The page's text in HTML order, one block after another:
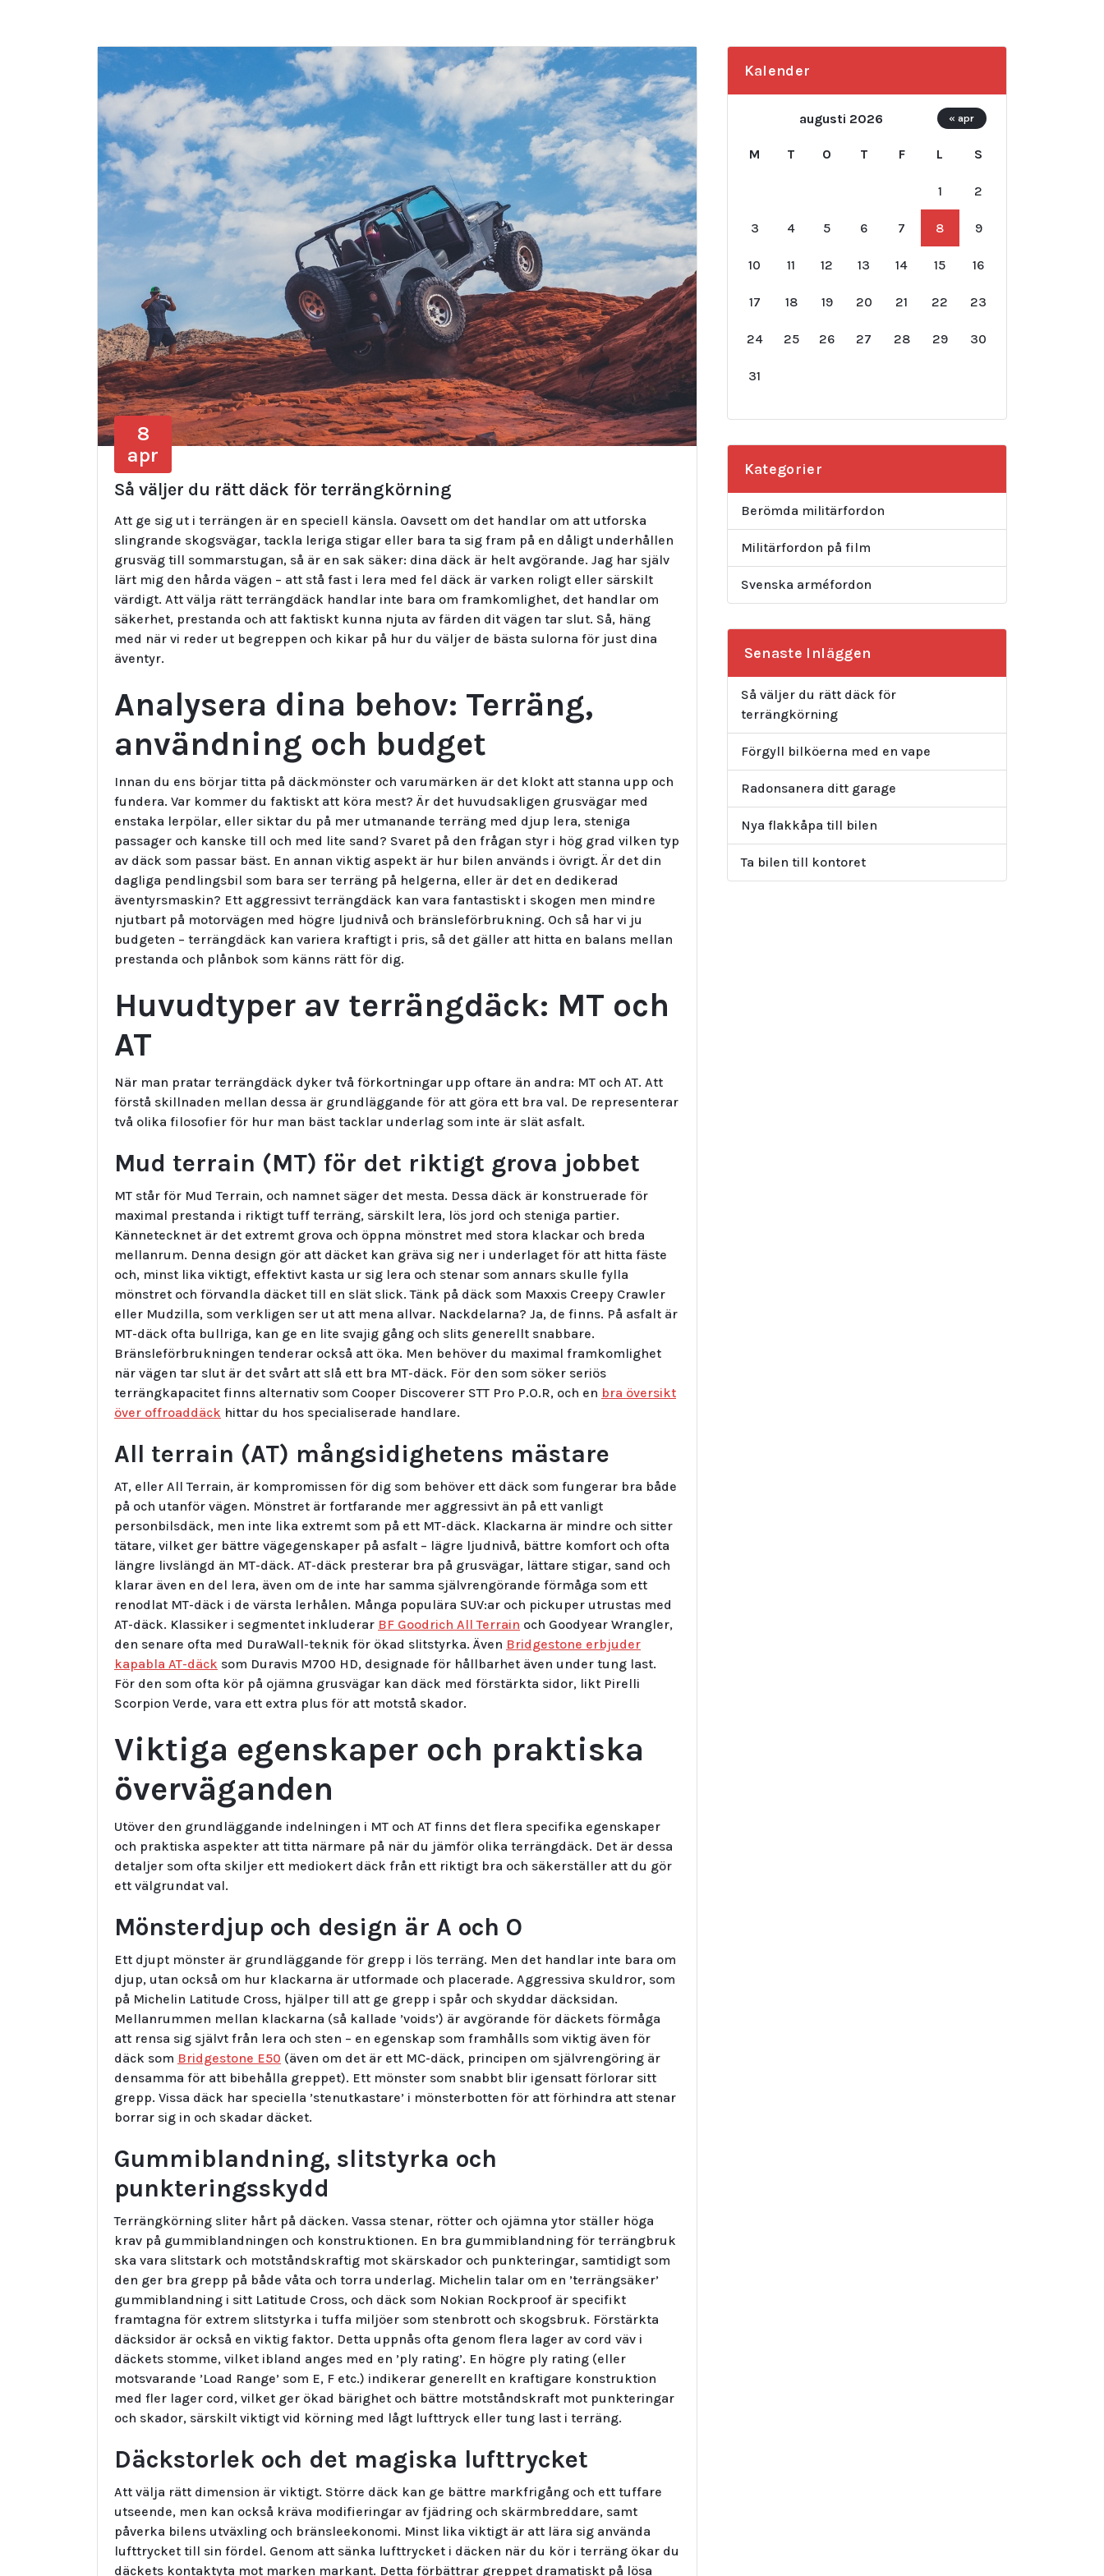
8
apr
Så väljer du rätt däck för terrängkörning
Att ge sig ut i terrängen är en speciell känsla. Oavsett om det handlar om att utforska
slingrande skogsvägar, tackla leriga stigar eller bara ta sig fram på en dåligt underhållen
grusväg till sommarstugan, så är en sak säker: dina däck är helt avgörande. Jag har själv
lärt mig den hårda vägen – att stå fast i lera med fel däck är varken roligt eller särskilt
värdigt. Att välja rätt terrängdäck handlar inte bara om framkomlighet, det handlar om
säkerhet, prestanda och att faktiskt kunna njuta av färden dit vägen tar slut. Så, häng
med när vi reder ut begreppen och kikar på hur du väljer de bästa sulorna för just dina
äventyr.
Analysera dina behov: Terräng,
användning och budget
Innan du ens börjar titta på däckmönster och varumärken är det klokt att stanna upp och
fundera. Var kommer du faktiskt att köra mest? Är det huvudsakligen grusvägar med
enstaka lerpölar, eller siktar du på mer utmanande terräng med djup lera, steniga
passager och kanske till och med lite sand? Svaret på den frågan styr i hög grad vilken typ
av däck som passar bäst. En annan viktig aspekt är hur bilen används i övrigt. Är det din
dagliga pendlingsbil som bara ser terräng på helgerna, eller är det en dedikerad
äventyrsmaskin? Ett aggressivt terrängdäck kan vara fantastiskt i skogen men mindre
njutbart på motorvägen med högre ljudnivå och bränsleförbrukning. Och så har vi ju
budgeten – terrängdäck kan variera kraftigt i pris, så det gäller att hitta en balans mellan
prestanda och plånbok som känns rätt för dig.
Huvudtyper av terrängdäck: MT och
AT
När man pratar terrängdäck dyker två förkortningar upp oftare än andra: MT och AT. Att
förstå skillnaden mellan dessa är grundläggande för att göra ett bra val. De representerar
två olika filosofier för hur man bäst tacklar underlag som inte är slät asfalt.
Mud terrain (MT) för det riktigt grova jobbet
MT står för Mud Terrain, och namnet säger det mesta. Dessa däck är konstruerade för
maximal prestanda i riktigt tuff terräng, särskilt lera, lös jord och steniga partier.
Kännetecknet är det extremt grova och öppna mönstret med stora klackar och breda
mellanrum. Denna design gör att däcket kan gräva sig ner i underlaget för att hitta fäste
och, minst lika viktigt, effektivt kasta ur sig lera och stenar som annars skulle fylla
mönstret och förvandla däcket till en slät slick. Tänk på däck som Maxxis Creepy Crawler
eller Mudzilla, som verkligen ser ut att mena allvar. Nackdelarna? Ja, de finns. På asfalt är
MT-däck ofta bullriga, kan ge en lite svajig gång och slits generellt snabbare.
Bränsleförbrukningen tenderar också att öka. Men behöver du maximal framkomlighet
när vägen tar slut är det svårt att slå ett bra MT-däck. För den som söker seriös
terrängkapacitet finns alternativ som Cooper Discoverer STT Pro P.O.R, och en bra översikt
över offroaddäck hittar du hos specialiserade handlare.
All terrain (AT) mångsidighetens mästare
AT, eller All Terrain, är kompromissen för dig som behöver ett däck som fungerar bra både
på och utanför vägen. Mönstret är fortfarande mer aggressivt än på ett vanligt
personbilsdäck, men inte lika extremt som på ett MT-däck. Klackarna är mindre och sitter
tätare, vilket ger bättre vägegenskaper på asfalt – lägre ljudnivå, bättre komfort och ofta
längre livslängd än MT-däck. AT-däck presterar bra på grusvägar, lättare stigar, sand och
klarar även en del lera, även om de inte har samma självrengörande förmåga som ett
renodlat MT-däck i de värsta lerhålen. Många populära SUV:ar och pickuper utrustas med
AT-däck. Klassiker i segmentet inkluderar BF Goodrich All Terrain och Goodyear Wrangler,
den senare ofta med DuraWall-teknik för ökad slitstyrka. Även Bridgestone erbjuder
kapabla AT-däck som Duravis M700 HD, designade för hållbarhet även under tung last.
För den som ofta kör på ojämna grusvägar kan däck med förstärkta sidor, likt Pirelli
Scorpion Verde, vara ett extra plus för att motstå skador.
Viktiga egenskaper och praktiska
överväganden
Utöver den grundläggande indelningen i MT och AT finns det flera specifika egenskaper
och praktiska aspekter att titta närmare på när du jämför olika terrängdäck. Det är dessa
detaljer som ofta skiljer ett mediokert däck från ett riktigt bra och säkerställer att du gör
ett välgrundat val.
Mönsterdjup och design är A och O
Ett djupt mönster är grundläggande för grepp i lös terräng. Men det handlar inte bara om
djup, utan också om hur klackarna är utformade och placerade. Aggressiva skuldror, som
på Michelin Latitude Cross, hjälper till att ge grepp i spår och skyddar däcksidan.
Mellanrummen mellan klackarna (så kallade ’voids’) är avgörande för däckets förmåga
att rensa sig självt från lera och sten – en egenskap som framhålls som viktig även för
däck som Bridgestone E50 (även om det är ett MC-däck, principen om självrengöring är
densamma för att bibehålla greppet). Ett mönster som snabbt blir igensatt förlorar sitt
grepp. Vissa däck har speciella ’stenutkastare’ i mönsterbotten för att förhindra att stenar
borrar sig in och skadar däcket.
Gummiblandning, slitstyrka och
punkteringsskydd
Terrängkörning sliter hårt på däcken. Vassa stenar, rötter och ojämna ytor ställer höga
krav på gummiblandningen och konstruktionen. En bra gummiblandning för terrängbruk
ska vara slitstark och motståndskraftig mot skärskador och punkteringar, samtidigt som
den ger bra grepp på både våta och torra underlag. Michelin talar om en ’terrängsäker’
gummiblandning i sitt Latitude Cross, och däck som Nokian Rockproof är specifikt
framtagna för extrem slitstyrka i tuffa miljöer som stenbrott och skogsbruk. Förstärkta
däcksidor är också en viktig faktor. Detta uppnås ofta genom flera lager av cord väv i
däckets stomme, vilket ibland anges med en ’ply rating’. En högre ply rating (eller
motsvarande ’Load Range’ som E, F etc.) indikerar generellt en kraftigare konstruktion
med fler lager cord, vilket ger ökad bärighet och bättre motståndskraft mot punkteringar
och skador, särskilt viktigt vid körning med lågt lufttryck eller tung last i terräng.
Däckstorlek och det magiska lufttrycket
Att välja rätt dimension är viktigt. Större däck kan ge bättre markfrigång och ett tuffare
utseende, men kan också kräva modifieringar av fjädring och skärmbreddare, samt
påverka bilens utväxling och bränsleekonomi. Minst lika viktigt är att lära sig använda
lufttrycket till sin fördel. Genom att sänka lufttrycket i däcken när du kör i terräng ökar du
däckets kontaktyta mot marken markant. Detta förbättrar greppet dramatiskt på lösa
Kalender
augusti 2026
M T O T F L S
1 2
3 4 5 6 7 8 9
10 11 12 13 14 15 16
17 18 19 20 21 22 23
24 25 26 27 28 29 30
31
« apr
Kategorier
Berömda militärfordon
Militärfordon på film
Svenska arméfordon
Senaste Inläggen
Så väljer du rätt däck för
terrängkörning
Förgyll bilköerna med en vape
Radonsanera ditt garage
Nya flakkåpa till bilen
Ta bilen till kontoret